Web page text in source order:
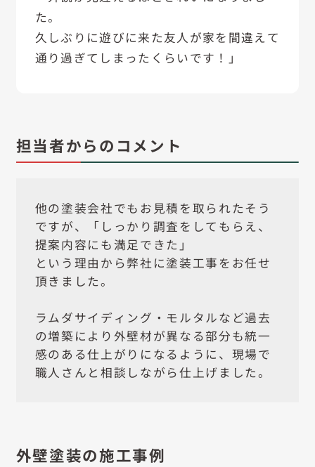
た。
久しぶりに遊びに来た友人が家を間違えて
通り過ぎてしまったくらいです！」
担当者からのコメント
他の塗装会社でもお見積を取られたそう
ですが、「しっかり調査をしてもらえ、
提案内容にも満足できた」
という理由から弊社に塗装工事をお任せ
頂きました。
ラムダサイディング・モルタルなど過去
の増築により外壁材が異なる部分も統一
感のある仕上がりになるように、現場で
職人さんと相談しながら仕上げました。
外壁塗装の施工事例